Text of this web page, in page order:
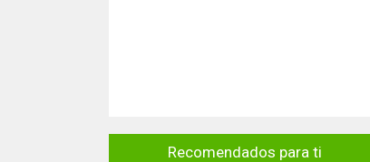
Recomendados para ti